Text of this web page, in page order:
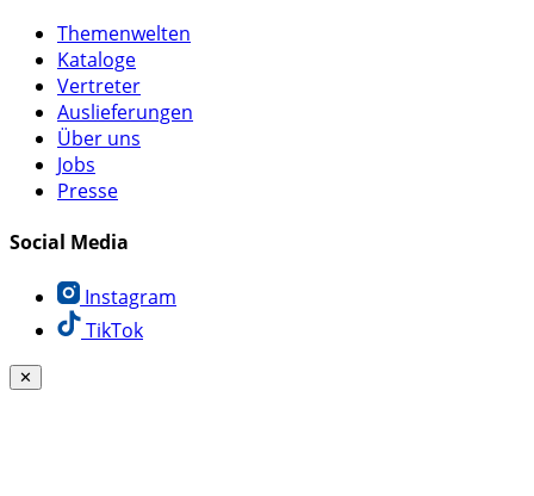
Themenwelten
Kataloge
Vertreter
Auslieferungen
Über uns
Jobs
Presse
Social Media
Instagram
TikTok
✕